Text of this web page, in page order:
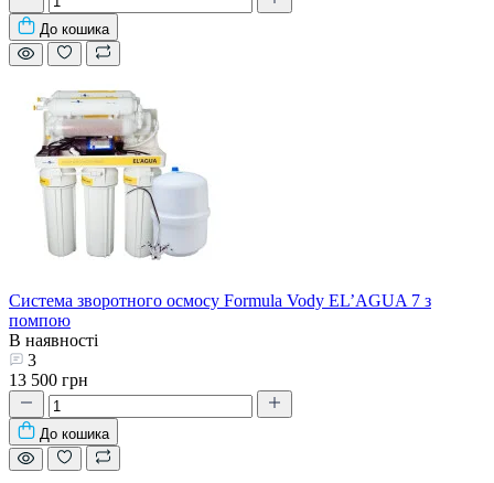
До кошика
Система зворотного осмосу Formula Vody EL’AGUA 7 з
помпою
В наявності
3
13 500 грн
До кошика